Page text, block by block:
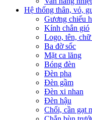
Hệ thống thân, vỏ,
Gương chiếu
Kính chắn gió
Logo, tên,
Ba đờ sốc
Mặt ca lăng
Bóng đèn
Đèn pha
Đèn gầm
Đèn xi nhan
Đèn hậu
Chổi, cần gạt